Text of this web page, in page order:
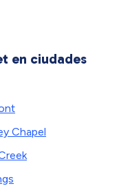
en ciudades
Chapel